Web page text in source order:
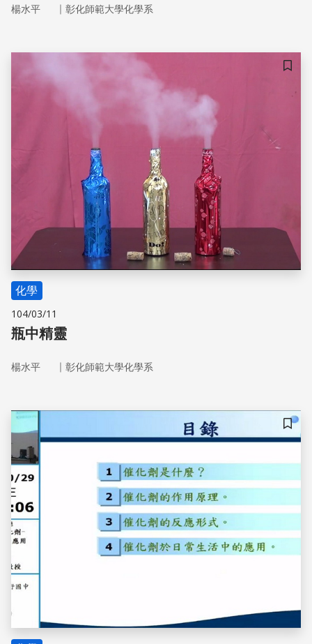
楊水平 ｜ 彰化師範大學化學系
儲存
化學
104/03/11
瓶中精靈
楊水平 ｜ 彰化師範大學化學系
儲存